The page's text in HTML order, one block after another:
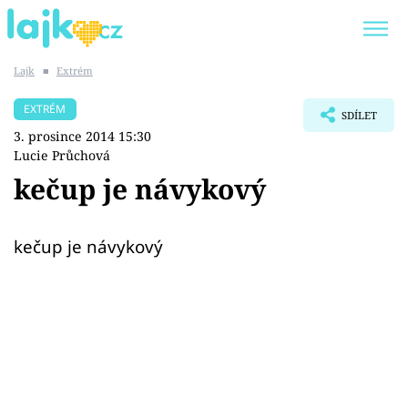
SHOPAHOLICADEL
Lajk ■ Extrém
EXTRÉM
3. prosince 2014 15:30
Lucie Průchová
SDÍLET
kečup je návykový
kečup je návykový